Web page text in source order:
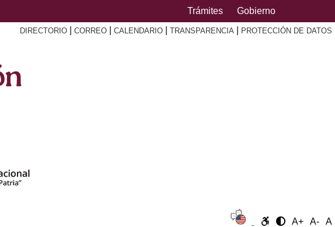
Trámites Gobierno
DIRECTORIO CORREO CALENDARIO TRANSPARENCIA PROTECCIÓN DE DATOS
A+ A- A